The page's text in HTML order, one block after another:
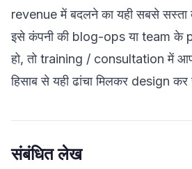
revenue में बदलने का यही सबसे सस्ता
इसे कंपनी की blog-ops या team के
हो, तोtraining / consultation में
हिसाब से यही ढांचा मिलकर design
संबंधित लेख